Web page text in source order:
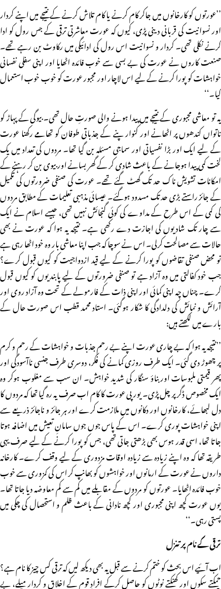
’’عورتوں کو کارخانوں میں جاکر کام کرنے یا کام تلاش کرنے کے نتیجے میں اپنے کردار
اور نسوانیت کی قربانی دینی پڑی، کیوں کہ عورت معاشرتی ترقی کے جس رول کو ادا
کرنے نکلی تھی۔ کردار و نسوانیت اس رول کی ادائیگی میں رکاوٹ بن رہے تھے۔
صنعت کاروں نے عورت کی بے بسی سے خوب فائدہ اٹھایا اور اپنی سفلی نفسانی
خواہشات کو پورا کرنے کے لیے اس لاچار اور مجبور عورت کو خوب خوب استعمال
کیا۔‘‘
یہ تو معاشی مجبوری کے نتیجے میں پیدا ہونے والی صورتِ حال تھی۔ بیوگی کے پہاڑ کو
ناتواں کندھوں پر اٹھانے اور کنوار پنے کے جذباتی طوفان کو تھامے رکھنا عورت
کے لیے ایک اور بڑا نفسیاتی اور سماجی مسئلہ بن گیا تھا۔ مردوں کی تعداد میں یک
لخت کمی پیدا ہوجانے کے باعث شادی کر کے گھر بسانے اور بیوی بن کر رہنے کے
امکانات تشویش ناک حد تک گھٹ گئے تھے۔ عورت کی صنفی ضرورتوں کی تکمیل
کے جائز راستے بڑی حد تک مسدود ہوگئے۔ عیسائی مذہبی تعلیمات کے مطابق مردوں
کی کمی کے اس طرح کے مداوے کی کوئی گنجائش نہیں تھی، جیسے اسلام نے ایک
سے چار تک شادیوں کی اجازت دے رکھی ہے۔ نتیجہ یہ ہوا کہ عورت نے بھی
حالات سے مصالحت کرلی۔ اس نے سوچا کہ جب اپنا معاشی بار وہ خود اٹھا رہی ہے
تو محض صنفی تقاضوں کو پورا کرنے کے لیے قید ازدواجیت کو کیوں قبول کرے؟
جب خود کفالتی میں وہ آزاد ہے تو صنفی ضرورتوں کے لیے پابندیوں کو کیوں قبول
کرے۔ چناں چہ اپنی کمائی اور اپنی ذات کے فارمولے کے تحت وہ آزاد روی اور
آرائش و نمائش کی دلدادگی کا شکار ہوگئی۔ استاد محمد قطب اس صورت حال کے
بارے میں لکھتے ہیں:
’’نتیجہ یہ ہوا کہ بے چاری عورت اپنے بے رحم جذبات و خواہشات کے رحم و کرم
پر چھوڑ دی گئی۔ ایک طرف روزی کمانے کی فکر، دوسری طرف جنسی ناآسودگی اور
پھر قیمتی ملبوسات اوربناؤ سنگار کی شدید خواہش۔ ان سب سے مغلوب ہوکر وہ
ایک مخصوص ڈگر پر چل پڑی۔ یورپی عورت کا کام اب صرف یہ رہ گیا تھا کہ مردوں کا
دل لبھائے، کارخانوں اور دکانوں میں ملازمت کرے اور ہر جائز و ناجائز ذریعے سے
اپنی خواہشات پوری کرے۔ اس کے پاس جوں جوں سامانِ تعیش میں اضافہ ہوتا
جاتا تھا، اسی قدر ہوس بھی بڑھتی جاتی تھی، جس کو پورا کرنے کے لیے صرف یہی
طریقہ تھا کہ وہ اپنے زیادہ سے زیادہ اوقات مزدوری کے لیے وقف کرے۔ کارخانہ
داروں نے عورت کے ارمانوں اور خواہشوں کو بھانپ کر اس کی کمزوری سے خوب
خوب فائدہ اٹھایا۔ عورتوں کو مردوں کے مقابلے میں کم سے کم معاوضہ دیا جاتا تھا۔
یوں عورت کچھ اپنی مجبوری اور کچھ نادانی کے باعث ظلم و استحصال کی چکی میں
پستی رہی۔‘‘
ترقی کے نام پر تنزل
اب آئیے اس بحث کو ختم کرنے سے قبل یہ بھی دیکھ لیں کہ ترقی کس چیز کا نام ہے؟
چمکتے سکوں اور کھنکتے نوٹوں کو حاصل کرکے افرادِ قوم کے اخلاق و کردار میلے، بے